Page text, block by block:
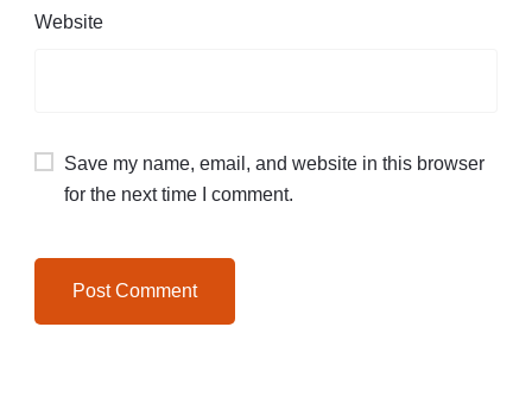
Website
Save my name, email, and website in this browser
for the next time I comment.